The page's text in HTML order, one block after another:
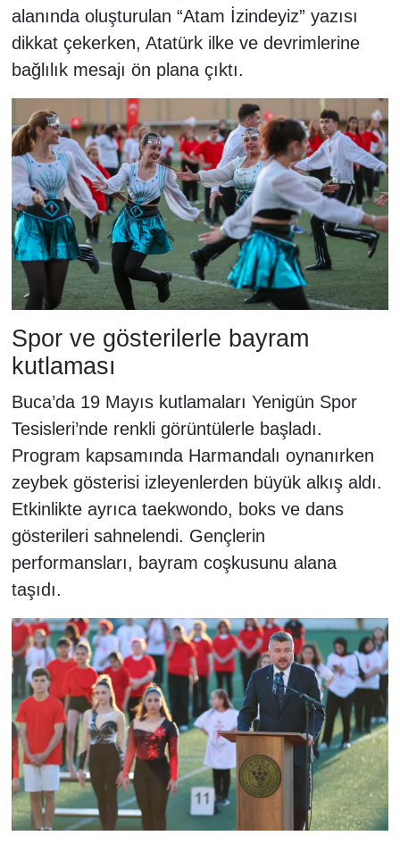
alanında oluşturulan “Atam İzindeyiz” yazısı
dikkat çekerken, Atatürk ilke ve devrimlerine
bağlılık mesajı ön plana çıktı.
Spor ve gösterilerle bayram
kutlaması
Buca’da 19 Mayıs kutlamaları Yenigün Spor
Tesisleri’nde renkli görüntülerle başladı.
Program kapsamında Harmandalı oynanırken
zeybek gösterisi izleyenlerden büyük alkış aldı.
Etkinlikte ayrıca taekwondo, boks ve dans
gösterileri sahnelendi. Gençlerin
performansları, bayram coşkusunu alana
taşıdı.